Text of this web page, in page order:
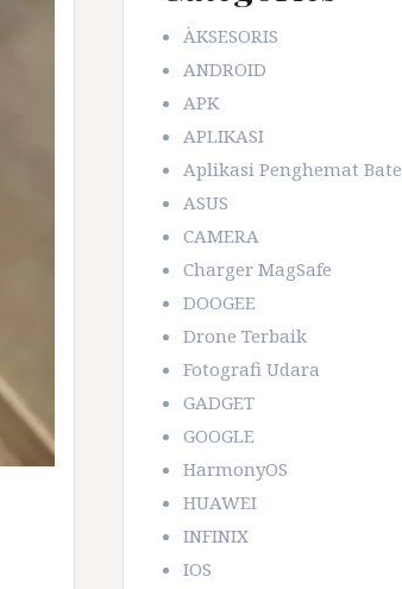
ÀKSESORIS
ANDROID
APK
APLIKASI
Aplikasi Penghemat
ASUS
CAMERA
Charger MagSafe
DOOGEE
Drone Terbaik
Fotografi Udara
GADGET
GOOGLE
HarmonyOS
HUAWEI
INFINIX
IOS